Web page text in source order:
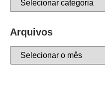
Arquivos